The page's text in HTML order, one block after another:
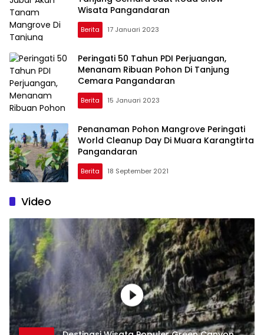
Wisata Pangandaran
Berita 17 Januari 2023
Peringati 50 Tahun PDI Perjuangan,
Menanam Ribuan Pohon Di Tanjung
Cemara Pangandaran
Berita 15 Januari 2023
Penanaman Pohon Mangrove Peringati
World Cleanup Day Di Muara Karangtirta
Pangandaran
Berita 18 September 2021
Video